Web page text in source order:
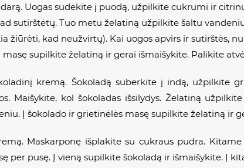
Uogas sudėkite į puodą, užpilkite cukrumi ir
sutirštėtų. Tuo metu želatiną užpilkite šaltu
žiūrėti, kad neužvirtų). Kai uogos apvirs ir sutirštės,
supilkite želatiną ir gerai išmaišykite. Palikite
kremą. Šokoladą suberkite į indą, užpilkite
Maišykite, kol šokoladas išsilydys. Želatiną
Į šokolado ir grietinėlės masę supilkite želatiną ir
Maskarponę išplakite su cukraus pudra.
per pusę. Į vieną supilkite šokoladą ir išmaišykite. Į